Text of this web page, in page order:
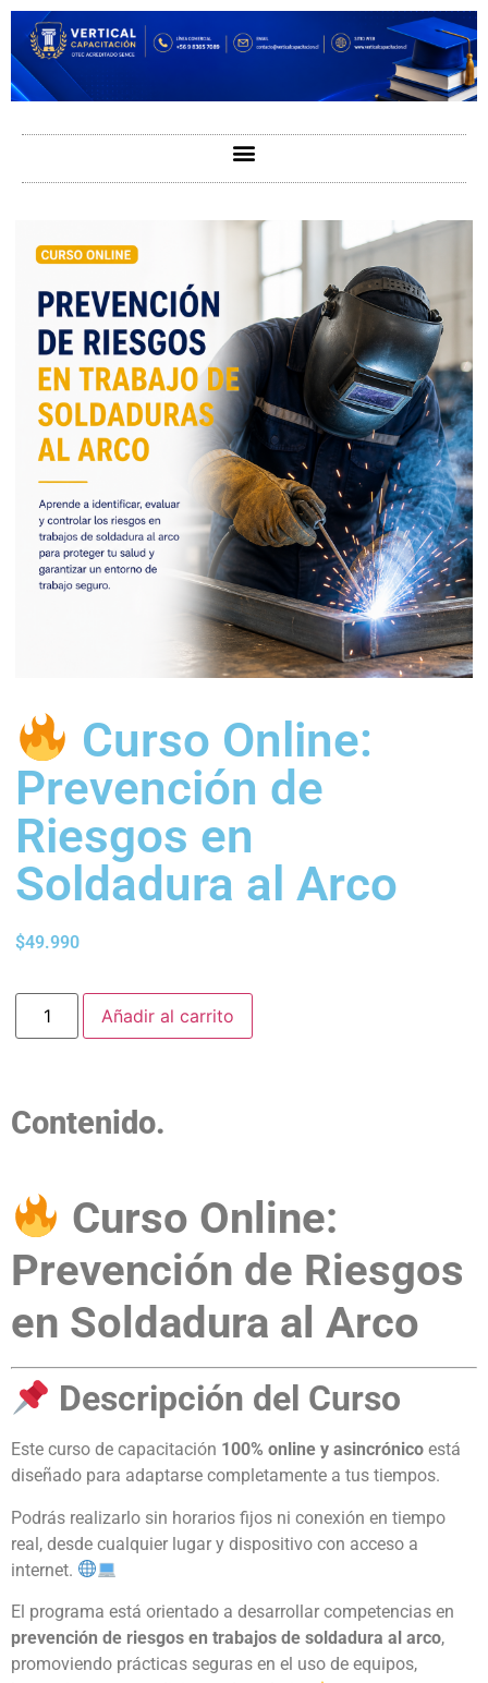
Curso Online:
Prevención de
Riesgos en
Soldadura al Arco
$49.990
Añadir al carrito
Contenido.
Curso Online:
Prevención de Riesgos
en Soldadura al Arco
Descripción del Curso
Este curso de capacitación 100% online y asincrónico está
diseñado para adaptarse completamente a tus tiempos.
Podrás realizarlo sin horarios fijos ni conexión en tiempo
real, desde cualquier lugar y dispositivo con acceso a
internet.
El programa está orientado a desarrollar competencias en
prevención de riesgos en trabajos de soldadura al arco,
promoviendo prácticas seguras en el uso de equipos,